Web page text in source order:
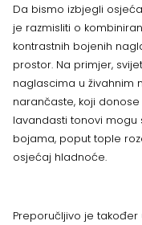
Da bismo izbjegli
je razmisliti o
kontrastnih bojenih
prostor. Na primjer,
naglascima u živahnim
narančaste, koji
lavandasti tonovi
bojama, poput tople
osjećaj hladnoće.
Preporučljivo je